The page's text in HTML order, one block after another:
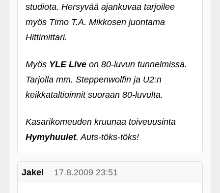
studiota. Hersyvää ajankuvaa tarjoilee
myös Timo T.A. Mikkosen juontama
Hittimittari.
Myös YLE Liveon 80-luvun tunnelmissa.
Tarjolla mm. Steppenwolfin ja U2:n
keikkataltioinnit suoraan 80-luvulta.
Kasarikomeuden kruunaa toiveuusinta
Hymyhuulet. Auts-töks-töks!
Jakel 17.8.2009 23:51